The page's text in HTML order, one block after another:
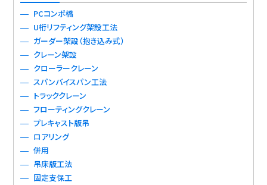
PCコンポ橋
U桁リフティング架設工法
ガーダー架設（抱き込み式）
クレーン架設
クローラークレーン
スパンバイスパン工法
トラッククレーン
フローティングクレーン
プレキャスト版吊
ロアリング
併用
吊床版工法
固定支保工